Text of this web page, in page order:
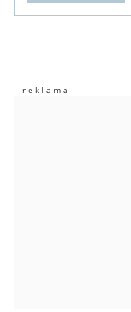
Imię (Wymagane)